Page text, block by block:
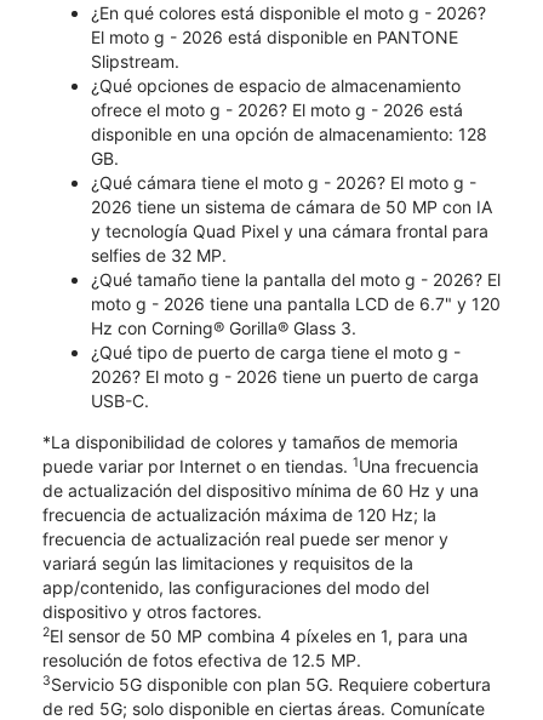
¿En qué colores está disponible el moto g - 2026?
El moto g - 2026 está disponible en PANTONE
Slipstream.
¿Qué opciones de espacio de almacenamiento
ofrece el moto g - 2026? El moto g - 2026 está
disponible en una opción de almacenamiento: 128
GB.
¿Qué cámara tiene el moto g - 2026? El moto g -
2026 tiene un sistema de cámara de 50 MP con IA
y tecnología Quad Pixel y una cámara frontal para
selfies de 32 MP.
¿Qué tamaño tiene la pantalla del moto g - 2026? El
moto g - 2026 tiene una pantalla LCD de 6.7" y 120
Hz con Corning® Gorilla® Glass 3.
¿Qué tipo de puerto de carga tiene el moto g -
2026? El moto g - 2026 tiene un puerto de carga
USB-C.
*La disponibilidad de colores y tamaños de memoria
puede variar por Internet o en tiendas. 1Una frecuencia
de actualización del dispositivo mínima de 60 Hz y una
frecuencia de actualización máxima de 120 Hz; la
frecuencia de actualización real puede ser menor y
variará según las limitaciones y requisitos de la
app/contenido, las configuraciones del modo del
dispositivo y otros factores.
2El sensor de 50 MP combina 4 píxeles en 1, para una
resolución de fotos efectiva de 12.5 MP.
3Servicio 5G disponible con plan 5G. Requiere cobertura
de red 5G; solo disponible en ciertas áreas. Comunícate